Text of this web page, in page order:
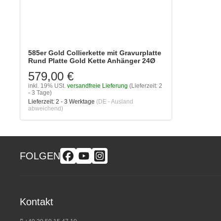
585er Gold Collierkette mit Gravurplatte
Rund Platte Gold Kette Anhänger 24Ø
579,00 €
inkl. 19% USt. versandfreie Lieferung (Lieferzeit: 2
- 3 Tage)
Lieferzeit: 2 - 3 Werktage (DE - Ausland
abweichend)
FOLGEN
Kontakt